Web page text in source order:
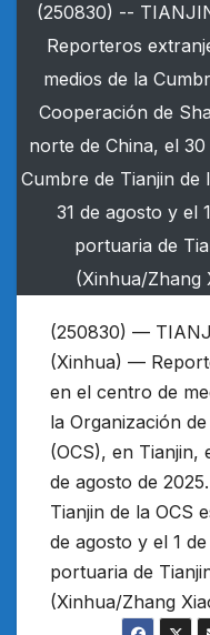
(250830) --
Reporteros
medios de la
Cooperación de
norte de China, el
Cumbre de Tianjin de
31 de agosto y el
portuaria de
(Xinhua/Zhang
(250830) —
(Xinhua) —
en el centro de
la Organización
(OCS), en Tianjin,
de agosto de
Tianjin de la OCS
de agosto y el 1
portuaria de
(Xinhua/Zhang